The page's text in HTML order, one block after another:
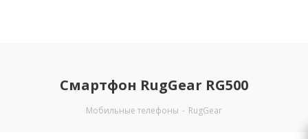
Смартфон RugGear RG500
Мобильные телефоны - RugGear